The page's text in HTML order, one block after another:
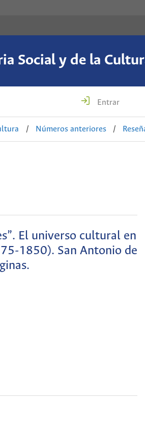
Social y de la
Entrar
/ Números anteriores /
El universo cultural en
1850). San Antonio de